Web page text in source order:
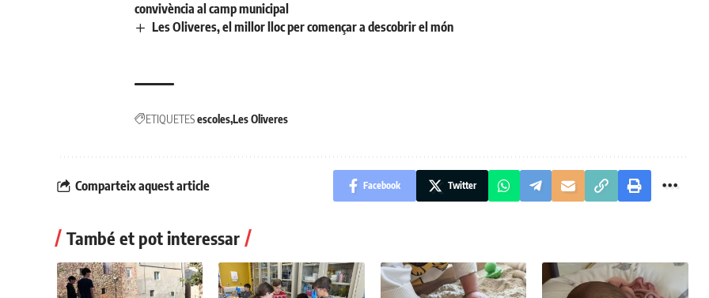
convivència al camp municipal
Les Oliveres, el millor lloc per començar a descobrir el món
ETIQUETESescolesLes Oliveres
Comparteix aquest article Facebook Twitter
També et pot interessar